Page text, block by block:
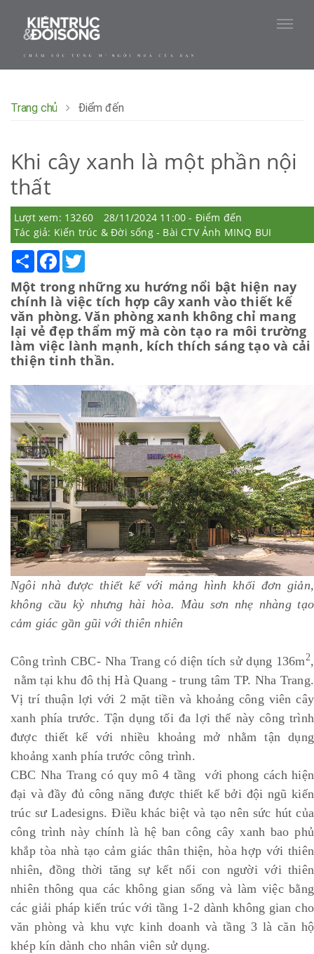
Trang chủ Điểm đến
Khi cây xanh là một phần nội
thất
Lượt xem: 13260
28/11/2024 11:00 - Điểm đến
Tác giả: Kiến trúc & Đời sống - Bài CTV Ảnh MINQ BUI
Share Facebook
Một trong những xu hướng nổi bật hiện nay
chính là việc tích hợp cây xanh vào thiết kế
văn phòng. Văn phòng xanh không chỉ mang
lại vẻ đẹp thẩm mỹ mà còn tạo ra môi trường
làm việc lành mạnh, kích thích sáng tạo và cải
thiện tinh thần.
Ngôi nhà được thiết kế với mảng hình khối đơn giản,
không cầu kỳ nhưng hài hòa. Màu sơn nhẹ nhàng tạo
cảm giác gần gũi với thiên nhiên
Công trình CBC- Nha Trang có diện tích sử dụng 136m2,
nằm tại khu đô thị Hà Quang - trung tâm TP. Nha Trang.
Vị trí thuận lợi với 2 mặt tiền và khoảng công viên cây
xanh phía trước. Tận dụng tối đa lợi thế này công trình
được thiết kế với nhiều khoảng mở nhằm tận dụng
khoảng xanh phía trước công trình.
CBC Nha Trang có quy mô 4 tầng với phong cách hiện
đại và đầy đủ công năng được thiết kế bởi đội ngũ kiến
trúc sư Ladesigns. Điều khác biệt và tạo nên sức hút của
công trình này chính là hệ ban công cây xanh bao phủ
khắp tòa nhà tạo cảm giác thân thiện, hòa hợp với thiên
nhiên, đồng thời tăng sự kết nối con người với thiên
nhiên thông qua các không gian sống và làm việc bằng
các giải pháp kiến trúc với tầng 1-2 dành không gian cho
văn phòng và khu vực kinh doanh và tầng 3 là căn hộ
khép kín dành cho nhân viên sử dụng.